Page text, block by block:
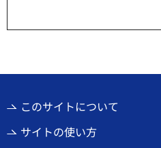
このサイトについて
サイトの使い方